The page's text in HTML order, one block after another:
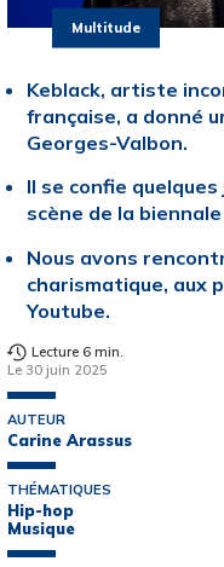
Multitude
Keblack, artiste
française, a donné
Georges-Valbon.
Il se confie
scène de la
Nous avons
charismatique, aux
Youtube.
Lecture 6 min.
Le 30 juin 2025
AUTEUR
Carine Arassus
THÉMATIQUES
Hip-hop
Musique